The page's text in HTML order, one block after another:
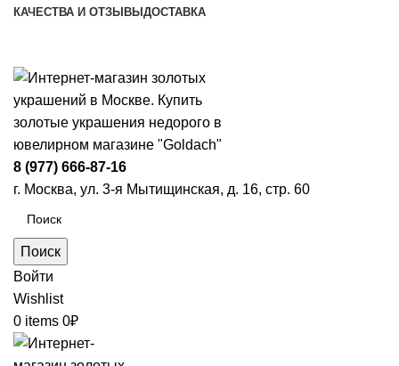
КАЧЕСТВА И ОТЗЫВЫ ДОСТАВКА
8 (977) 666-87-16
г. Москва, ул. 3-я Мытищинская, д. 16, стр. 60
Поиск
Войти
Wishlist
0 items 0₽